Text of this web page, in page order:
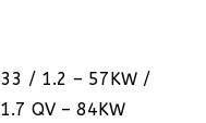
/ 1.2 – 57KW /
QV – 84KW